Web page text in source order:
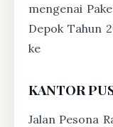
mengenai
Depok Tahun
ke
KANTOR
Jalan Pesona